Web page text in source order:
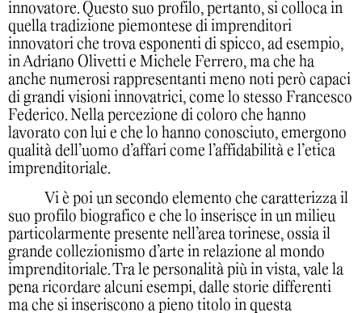
innovatore. Questo suo profilo, pertanto, si colloca in
quella tradizione piemontese di imprenditori
innovatori che trova esponenti di spicco, ad esempio,
in Adriano Olivetti e Michele Ferrero, ma che ha
anche numerosi rappresentanti meno noti però capaci
di grandi visioni innovatrici, come lo stesso Francesco
Federico. Nella percezione di coloro che hanno
lavorato con lui e che lo hanno conosciuto, emergono
qualità dell’uomo d’affari come l’affidabilità e l’etica
imprenditoriale.
Vi è poi un secondo elemento che caratterizza il
suo profilo biografico e che lo inserisce in un milieu
particolarmente presente nell’area torinese, ossia il
grande collezionismo d’arte in relazione al mondo
imprenditoriale. Tra le personalità più in vista, vale la
pena ricordare alcuni esempi, dalle storie differenti
ma che si inseriscono a pieno titolo in questa